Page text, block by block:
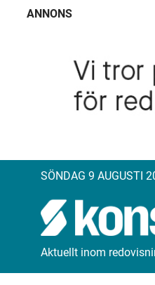
ANNONS
SÖNDAG 9 AUGUSTI
Aktuellt inom